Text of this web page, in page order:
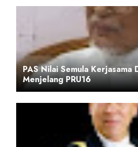
PAS Nilai Semula Kerjasama
Menjelang PRU16